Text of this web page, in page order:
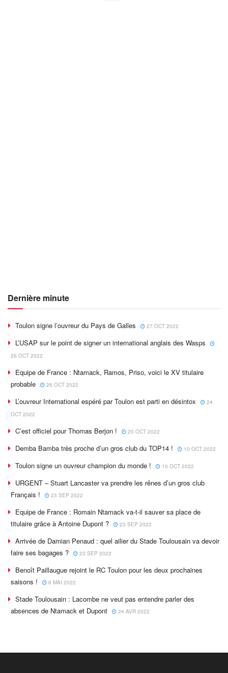
Dernière minute
Toulon signe l’ouvreur du Pays de Galles 27 OCT 2022
L’USAP sur le point de signer un international anglais des Wasps
26 OCT 2022
Equipe de France : Ntamack, Ramos, Priso, voici le XV titulaire
probable
26 OCT 2022
L’ouvreur International espéré par Toulon est parti en désintox
24
OCT 2022
C’est officiel pour Thomas Berjon ! 20 OCT 2022
Demba Bamba très proche d’un gros club du TOP14 ! 10 OCT 2022
Toulon signe un ouvreur champion du monde ! 10 OCT 2022
URGENT – Stuart Lancaster va prendre les rênes d’un gros club
Français !
23 SEP 2022
Equipe de France : Romain Ntamack va-t-il sauver sa place de
titulaire grâce à Antoine Dupont ?
23 SEP 2022
Arrivée de Damian Penaud : quel ailier du Stade Toulousain va devoir
faire ses bagages ?
23 SEP 2022
Benoît Paillaugue rejoint le RC Toulon pour les deux prochaines
saisons !
6 MAI 2022
Stade Toulousain : Lacombe ne veut pas entendre parler des
absences de Ntamack et Dupont
24 AVR 2022